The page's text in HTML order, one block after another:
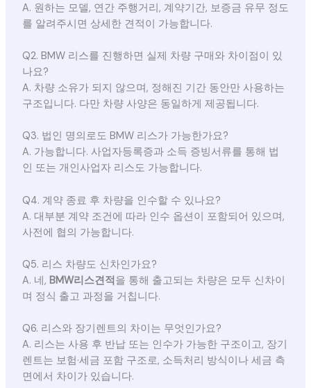
A. 원하는 모델, 연간 주행거리, 계약기간, 보증금 유무 정도
를 알려주시면 상세한 견적이 가능합니다.
Q2. BMW 리스를 진행하면 실제 차량 구매와 차이점이 있
나요?
A. 차량 소유가 되지 않으며, 정해진 기간 동안만 사용하는
구조입니다. 다만 차량 사양은 동일하게 제공됩니다.
Q3. 법인 명의로도 BMW 리스가 가능한가요?
A. 가능합니다. 사업자등록증과 소득 증빙서류를 통해 법
인 또는 개인사업자 리스도 가능합니다.
Q4. 계약 종료 후 차량을 인수할 수 있나요?
A. 대부분 계약 조건에 따라 인수 옵션이 포함되어 있으며,
사전에 협의 가능합니다.
Q5. 리스 차량도 신차인가요?
A. 네, BMW리스견적 을 통해 출고되는 차량은 모두 신차이
며 정식 출고 과정을 거칩니다.
Q6. 리스와 장기렌트의 차이는 무엇인가요?
A. 리스는 사용 후 반납 또는 인수가 가능한 구조이고, 장기
렌트는 보험·세금 포함 구조로, 소득처리 방식이나 세금 측
면에서 차이가 있습니다.